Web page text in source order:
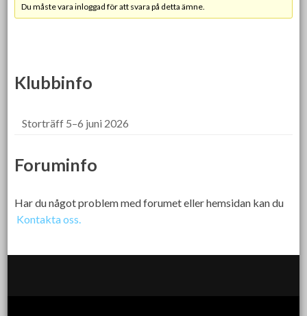
Du måste vara inloggad för att svara på detta ämne.
Klubbinfo
Storträff 5–6 juni 2026
Foruminfo
Har du något problem med forumet eller hemsidan kan du
Kontakta oss.